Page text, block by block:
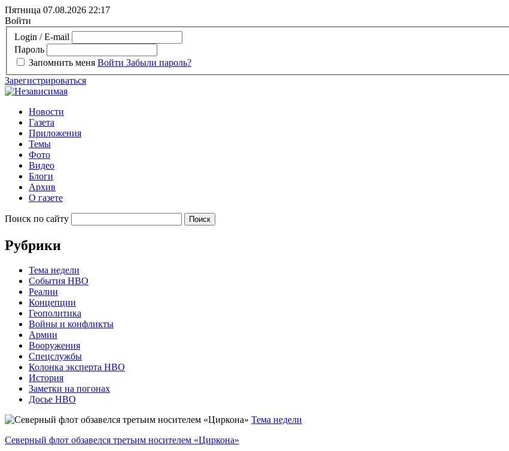
Пятница 07.08.2026 22:17
Войти
Login / E-mail
Пароль
Запомнить меня Войти Забыли пароль?
Зарегистрироваться
Новости
Газета
Приложения
Темы
Фото
Видео
Блоги
Архив
О газете
Поиск по сайту
Рубрики
Тема недели
События НВО
Реалии
Концепции
Геополитика
Войны и конфликты
Армии
Вооружения
Спецслужбы
Колонка эксперта НВО
История
Заметки на погонах
Досье НВО
Тема недели
Северный флот обзавелся третьим носителем «Циркона»